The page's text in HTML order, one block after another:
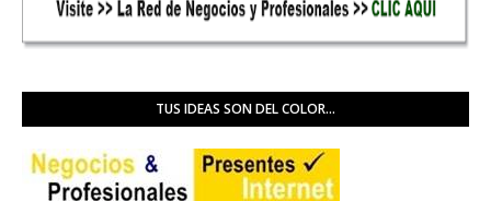
TUS IDEAS SON DEL COLOR...